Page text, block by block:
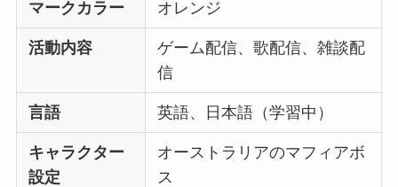
マークカラー オレンジ
活動内容
ゲーム配信、歌配信、雑談配
信
言語 英語、日本語（学習中）
キャラクター
設定
オーストラリアのマフィアボ
ス